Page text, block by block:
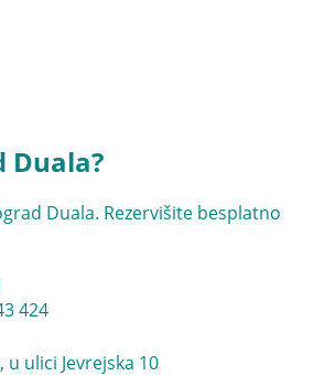
Duala?
Duala. Rezervišite besplatno
424
ulici Jevrejska 10